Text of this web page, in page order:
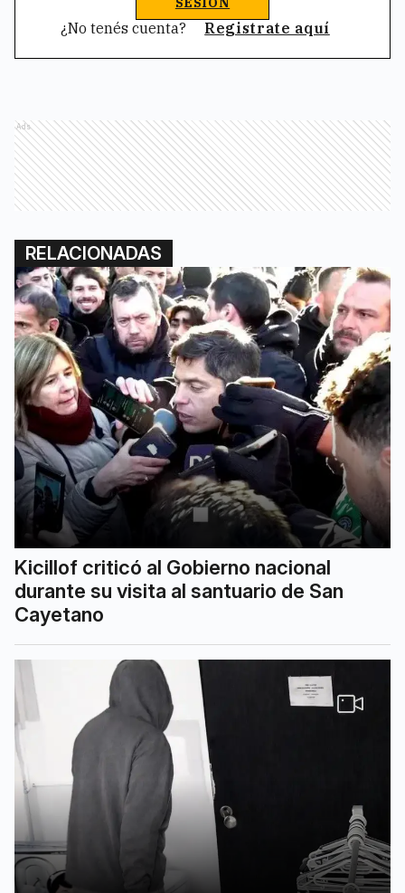
¿No tenés cuenta? Registrate aquí
Ads
RELACIONADAS
Kicillof criticó al Gobierno nacional
durante su visita al santuario de San
Cayetano